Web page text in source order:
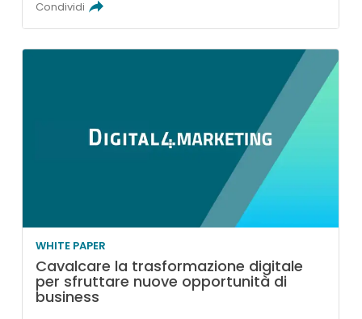
Condividi
WHITE PAPER
Cavalcare la trasformazione digitale
per sfruttare nuove opportunità di
business